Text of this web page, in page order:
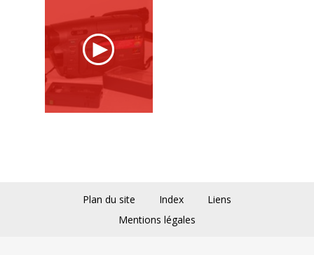
Plan du site Index
Liens
Mentions légales